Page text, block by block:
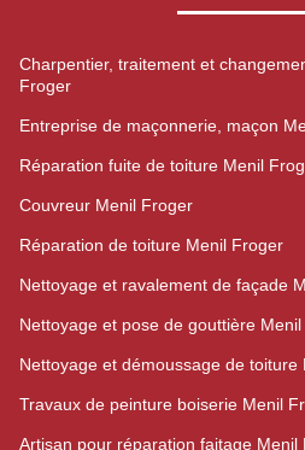
Charpentier, traitement et
Froger
Entreprise de maçonnerie, maçon
Réparation fuite de toiture Menil
Couvreur Menil Froger
Réparation de toiture Menil Froger
Nettoyage et ravalement de façade
Nettoyage et pose de gouttière
Nettoyage et démoussage de toiture
Travaux de peinture boiserie Menil
Artisan pour réparation faitage Menil